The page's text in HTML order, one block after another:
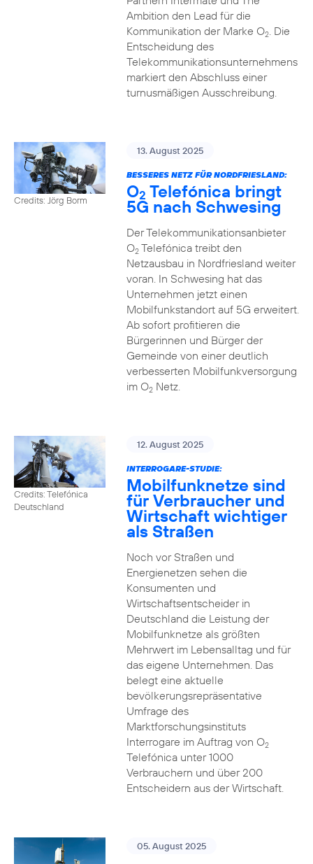
Ambition den Lead für die
Kommunikation der Marke O2. Die
Entscheidung des
Telekommunikationsunternehmens
markiert den Abschluss einer
turnusmäßigen Ausschreibung.
Credits: Jörg Borm
13. August 2025
BESSERES NETZ FÜR NORDFRIESLAND:
O2 Telefónica bringt
5G nach Schwesing
Der Telekommunikationsanbieter
O2Telefónica treibt den
Netzausbau in Nordfriesland weiter
voran. In Schwesing hat das
Unternehmen jetzt einen
Mobilfunkstandort auf 5G erweitert.
Ab sofort profitieren die
Bürgerinnen und Bürger der
Gemeinde von einer deutlich
verbesserten Mobilfunkversorgung
im O2Netz.
Credits: Telefónica
Deutschland
12. August 2025
INTERROGARE-STUDIE:
Mobilfunknetze sind
für Verbraucher und
Wirtschaft wichtiger
als Straßen
Noch vor Straßen und
Energienetzen sehen die
Konsumenten und
Wirtschaftsentscheider in
Deutschland die Leistung der
Mobilfunknetze als größten
Mehrwert im Lebensalltag und für
das eigene Unternehmen. Das
belegt eine aktuelle
bevölkerungsrepräsentative
Umfrage des
Marktforschungsinstituts
Interrogare im Auftrag von O2
Telefónica unter 1000
Verbrauchern und über 200
Entscheidern aus der Wirtschaft.
05. August 2025